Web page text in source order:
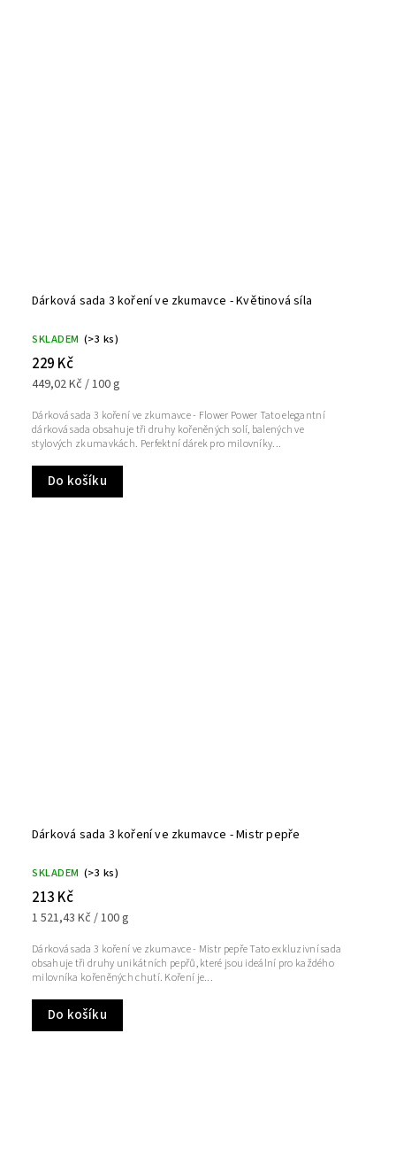
Dárková sada 3 koření ve zkumavce - Květinová síla
SKLADEM (>3 ks)
229 Kč
449,02 Kč / 100 g
Do košíku
Dárková sada 3 koření ve zkumavce - Flower Power Tato elegantní
dárková sada obsahuje tři druhy kořeněných solí, balených ve
stylových zkumavkách. Perfektní dárek pro milovníky...
Dárková sada 3 koření ve zkumavce - Mistr pepře
SKLADEM (>3 ks)
213 Kč
1 521,43 Kč / 100 g
Do košíku
Dárková sada 3 koření ve zkumavce - Mistr pepře Tato exkluzivní sada
obsahuje tři druhy unikátních pepřů, které jsou ideální pro každého
milovníka kořeněných chutí. Koření je...